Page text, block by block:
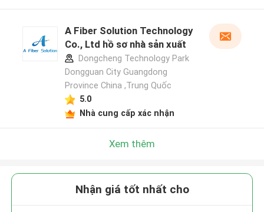
A Fiber Solution Technology
Co., Ltd hồ sơ nhà sản xuất
Dongcheng Technology Park
Dongguan City Guangdong
Province China ,Trung Quốc
5.0
Nhà cung cấp xác nhận
Xem thêm
Nhận giá tốt nhất cho